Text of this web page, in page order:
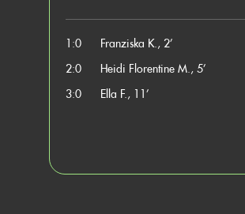
1:0
Franziska K., 2’
2:0
Heidi Florentine M., 5’
3:0
Ella F., 11’